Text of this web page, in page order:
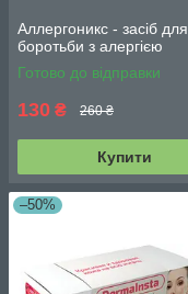
Аллергоникс - засіб для
боротьби з алергією
Готово до відправки
130 ₴ 260 ₴
Купити
–50%